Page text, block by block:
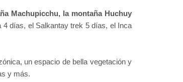
Machupicchu, la montaña Huchuy
días, el Salkantay trek 5 días, el Inca
un espacio de bella vegetación y
y más.